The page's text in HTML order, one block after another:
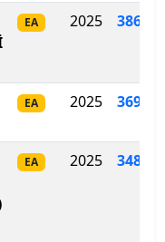
Meslek Y.O.
Meslek Y.O.
EA 2025
EA 2025
EA 2025